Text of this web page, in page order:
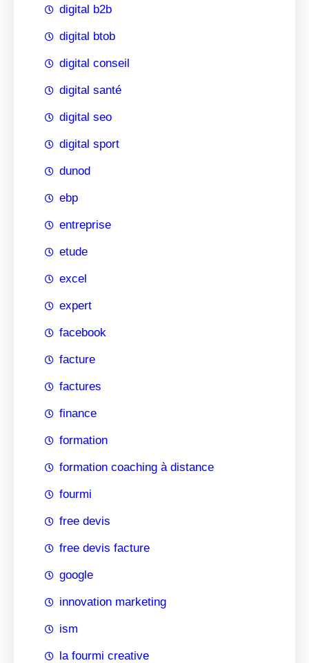
digital b2b
digital btob
digital conseil
digital santé
digital seo
digital sport
dunod
ebp
entreprise
etude
excel
expert
facebook
facture
factures
finance
formation
formation coaching à distance
fourmi
free devis
free devis facture
google
innovation marketing
ism
la fourmi creative